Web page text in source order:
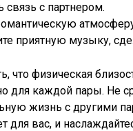
связь с партнером.
приятную музыку,
что физическая
для каждой пары. Не
жизнь с другими
для вас, и